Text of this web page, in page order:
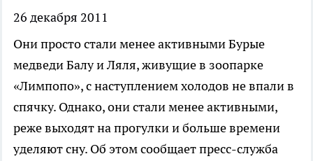
26 декабря 2011
Они просто стали менее активнымиБурые
медведи Балу и Ляля, живущие в зоопарке
«Лимпопо», с наступлением холодов не впали в
спячку. Однако, они стали менее активными,
реже выходят на прогулки и больше времени
уделяют сну. Об этом сообщает пресс-служба